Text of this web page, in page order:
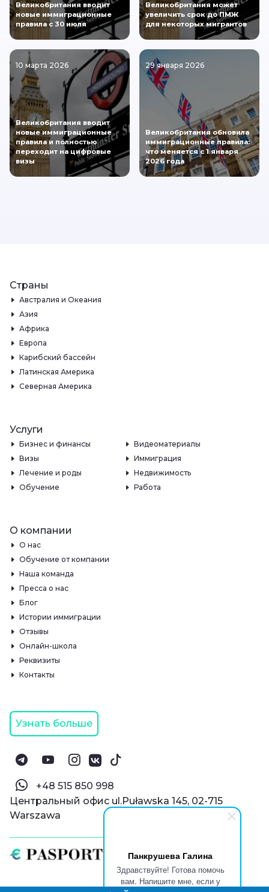
Панкрушева Галина
Здравствуйте! Готова помочь
вам. Напишите мне, если у
Великобритания вводит
новые иммиграционные
правила с 30 июля
Великобритания может
увеличить срок до ПМЖ
для некоторых мигрантов
10 марта 2026
Великобритания вводит
новые иммиграционные
правила и полностью
переходит на цифровые
визы
29 января 2026
Великобритания обновила
иммиграционные правила:
что меняется с 1 января
2026 года
Страны
Австралия и Океания
Азия
Африка
Европа
Карибский бассейн
Латинская Америка
Северная Америка
Услуги
Бизнес и финансы
Видеоматериалы
Визы
Иммиграция
Лечение и роды
Недвижимость
Обучение
Работа
О компании
О нас
Обучение от компании
Наша команда
Пресса о нас
Блог
Истории иммиграции
Отзывы
Онлайн-школа
Реквизиты
Контакты
Узнать больше
‪+48 515 850 998‬
Центральный офис ul.Puławska 145, 02-715
Warszawa